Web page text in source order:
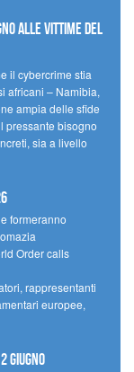
alle vittime del
il cybercrime stia
africani – Namibia,
ampia delle sfide
pressante bisogno
sia a livello
formeranno
Order calls
rappresentanti
europee,
giugno